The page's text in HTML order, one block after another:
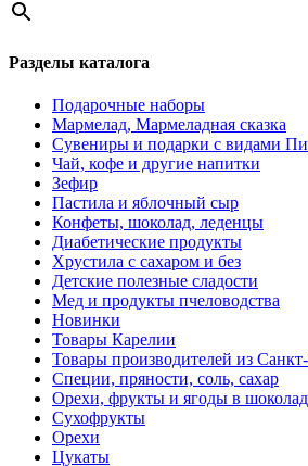
Разделы каталога
Подарочные наборы
Мармелад, Мармеладная сказка
Сувениры и подарки с видами
Чай, кофе и другие напитки
Зефир
Пастила и яблочный сыр
Конфеты, шоколад, леденцы
Диабетические продукты
Хрустила с сахаром и без
Детские полезные сладости
Мед и продукты пчеловодства
Новинки
Товары Карелии
Товары производителей из
Специи, пряности, соль, сахар
Орехи, фрукты и ягоды в
Сухофрукты
Орехи
Цукаты